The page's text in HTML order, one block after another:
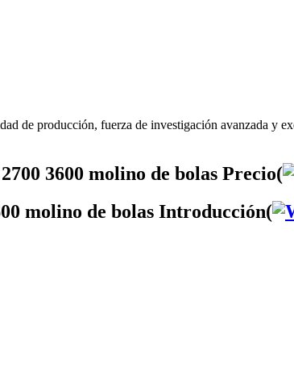
de producción, fuerza de investigación avanzada y
3600 molino de bolas Precio(
molino de bolas Introducción(